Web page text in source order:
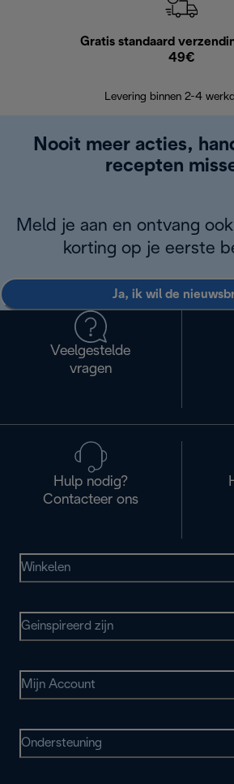
Gratis standaard
49€
Levering binnen 2-4
Nooit meer acties,
recepten
Meld je aan en ontvang
korting op je eerste
Ja, ik wil de
Veelgestelde
vragen
Hulp nodig?
Contacteer ons
Winkelen
Geinspireerd zijn
Mijn Account
Ondersteuning